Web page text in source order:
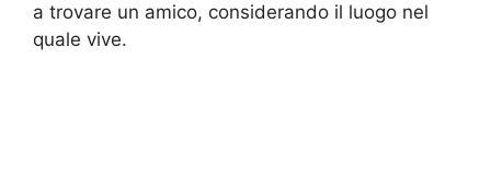
a trovare un amico, considerando il luogo nel
quale vive.